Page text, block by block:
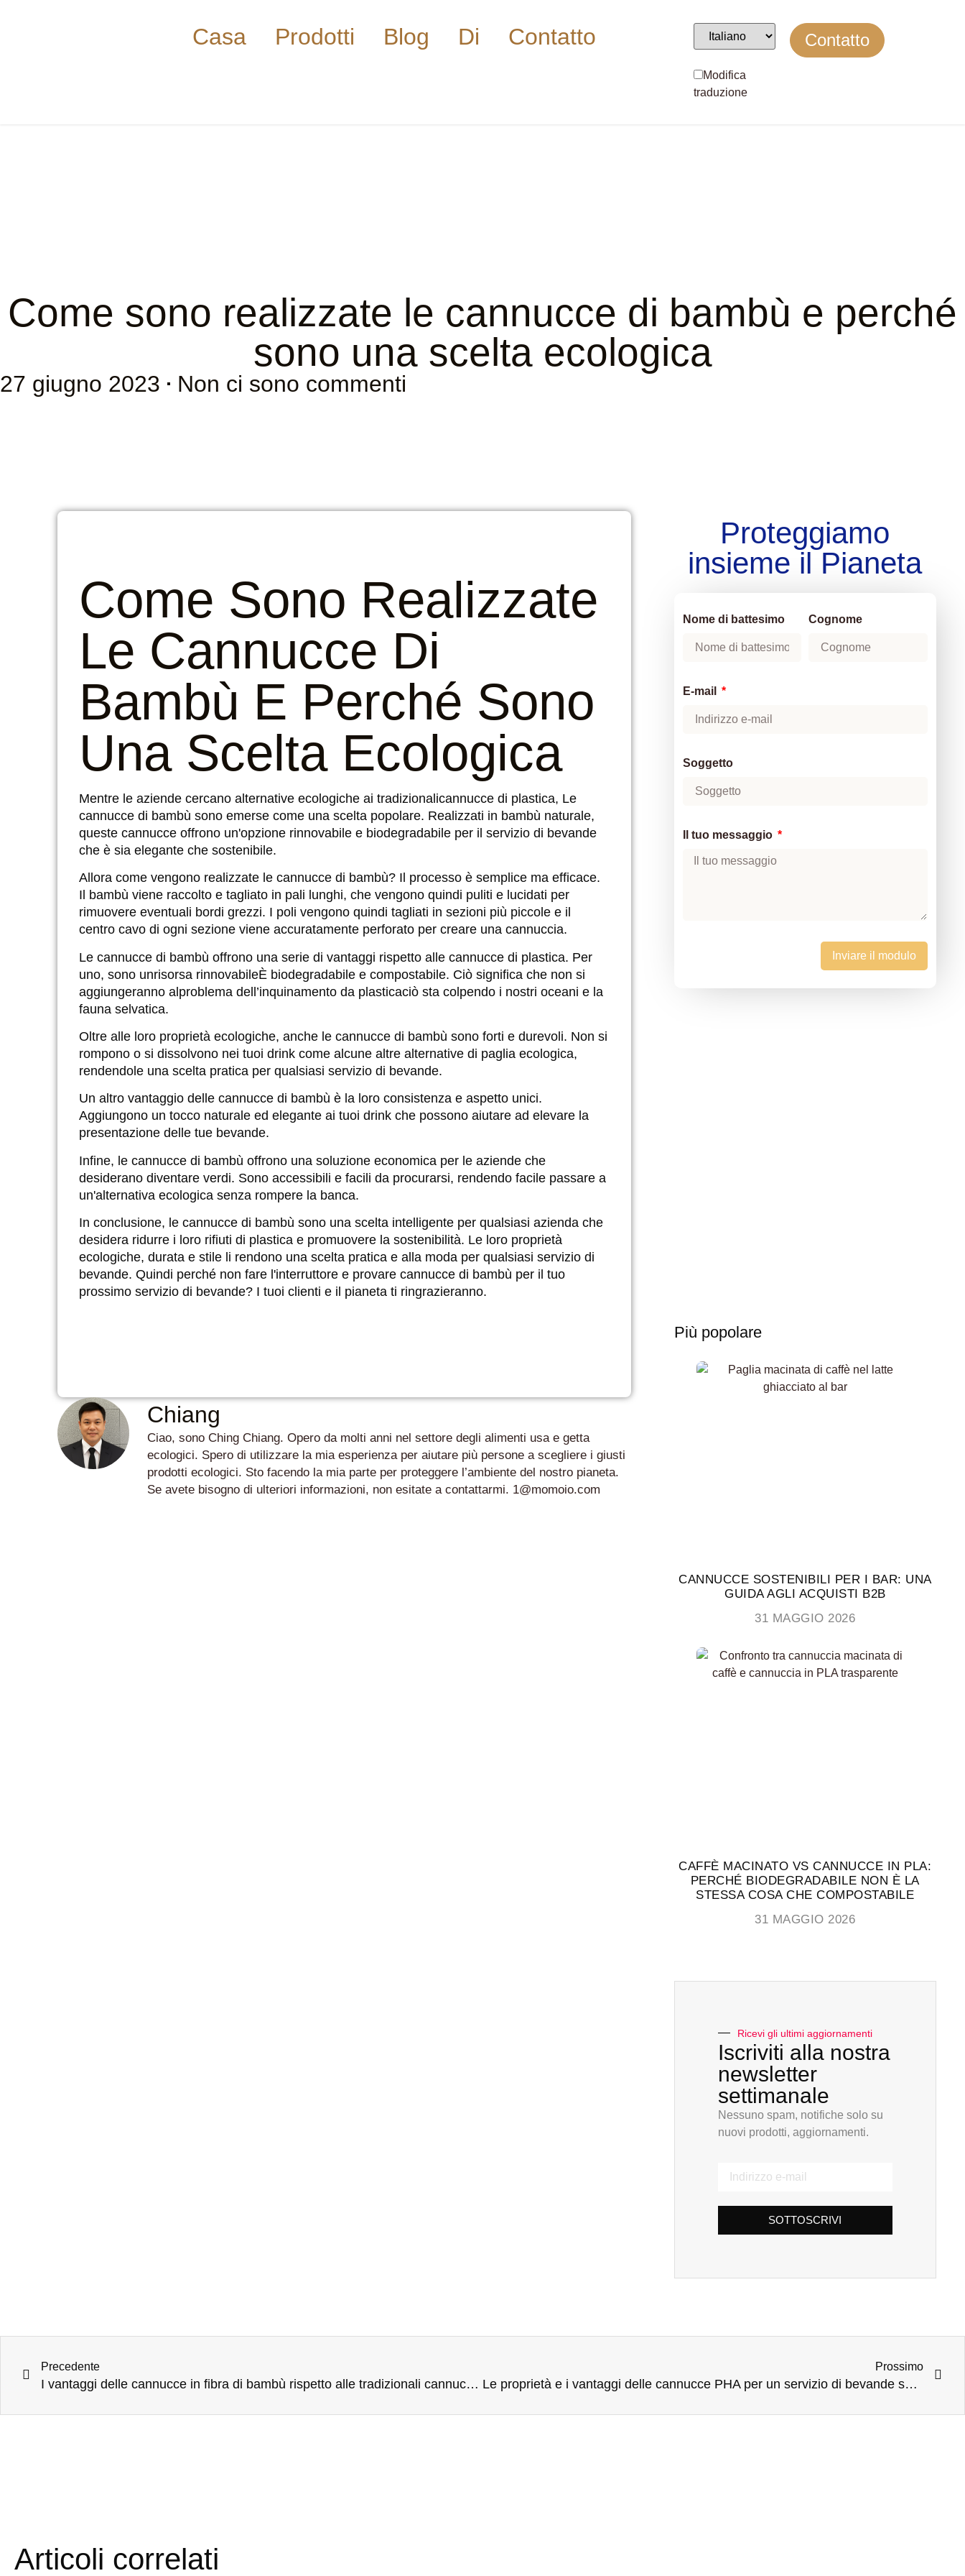
Casa Prodotti Blog Di Contatto
Modifica
traduzione
Contatto
Come sono realizzate le cannucce di bambù e perché
sono una scelta ecologica
27 giugno 2023 Non ci sono commenti
Come Sono Realizzate
Le Cannucce Di
Bambù E Perché Sono
Una Scelta Ecologica
Mentre le aziende cercano alternative ecologiche ai tradizionalicannucce di plastica, Le
cannucce di bambù sono emerse come una scelta popolare. Realizzati in bambù naturale,
queste cannucce offrono un'opzione rinnovabile e biodegradabile per il servizio di bevande
che è sia elegante che sostenibile.
Allora come vengono realizzate le cannucce di bambù? Il processo è semplice ma efficace.
Il bambù viene raccolto e tagliato in pali lunghi, che vengono quindi puliti e lucidati per
rimuovere eventuali bordi grezzi. I poli vengono quindi tagliati in sezioni più piccole e il
centro cavo di ogni sezione viene accuratamente perforato per creare una cannuccia.
Le cannucce di bambù offrono una serie di vantaggi rispetto alle cannucce di plastica. Per
uno, sono unrisorsa rinnovabileÈ biodegradabile e compostabile. Ciò significa che non si
aggiungeranno alproblema dell’inquinamento da plasticaciò sta colpendo i nostri oceani e la
fauna selvatica.
Oltre alle loro proprietà ecologiche, anche le cannucce di bambù sono forti e durevoli. Non si
rompono o si dissolvono nei tuoi drink come alcune altre alternative di paglia ecologica,
rendendole una scelta pratica per qualsiasi servizio di bevande.
Un altro vantaggio delle cannucce di bambù è la loro consistenza e aspetto unici.
Aggiungono un tocco naturale ed elegante ai tuoi drink che possono aiutare ad elevare la
presentazione delle tue bevande.
Infine, le cannucce di bambù offrono una soluzione economica per le aziende che
desiderano diventare verdi. Sono accessibili e facili da procurarsi, rendendo facile passare a
un'alternativa ecologica senza rompere la banca.
In conclusione, le cannucce di bambù sono una scelta intelligente per qualsiasi azienda che
desidera ridurre i loro rifiuti di plastica e promuovere la sostenibilità. Le loro proprietà
ecologiche, durata e stile li rendono una scelta pratica e alla moda per qualsiasi servizio di
bevande. Quindi perché non fare l'interruttore e provare cannucce di bambù per il tuo
prossimo servizio di bevande? I tuoi clienti e il pianeta ti ringrazieranno.
Chiang
Ciao, sono Ching Chiang. Opero da molti anni nel settore degli alimenti usa e getta
ecologici. Spero di utilizzare la mia esperienza per aiutare più persone a scegliere i giusti
prodotti ecologici. Sto facendo la mia parte per proteggere l’ambiente del nostro pianeta.
Se avete bisogno di ulteriori informazioni, non esitate a contattarmi. 1@momoio.com
Proteggiamo
insieme il Pianeta
Nome di battesimo Cognome
E-mail
Soggetto
Il tuo messaggio
Inviare il modulo
Più popolare
CANNUCCE SOSTENIBILI PER I BAR: UNA
GUIDA AGLI ACQUISTI B2B
31 MAGGIO 2026
CAFFÈ MACINATO VS CANNUCCE IN PLA:
PERCHÉ BIODEGRADABILE NON È LA
STESSA COSA CHE COMPOSTABILE
31 MAGGIO 2026
Ricevi gli ultimi aggiornamenti
Iscriviti alla nostra
newsletter
settimanale
Nessuno spam, notifiche solo su
nuovi prodotti, aggiornamenti.
SOTTOSCRIVI
Precedente
I vantaggi delle cannucce in fibra di bambù rispetto alle tradizionali cannucce in plastica
Prossimo
Le proprietà e i vantaggi delle cannucce PHA per un servizio di bevande sostenibile
Articoli correlati